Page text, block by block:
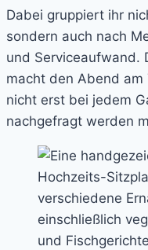
Dabei gruppiert ihr
sondern auch nach
und Serviceaufwand.
macht den Abend
nicht erst bei jedem
nachgefragt werden